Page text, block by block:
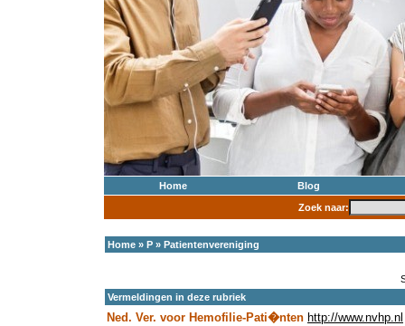
Home
Blog
Zoek naar:
Home » P » Patientenvereniging
Vermeldingen in deze rubriek
Ned. Ver. voor Hemofilie-Pati�nten http://www.nvhp.nl